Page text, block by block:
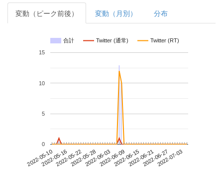
変動（ピーク前後） 変動（月別） 分布
合計 Twitter (通常) Twitter (RT)
2022-05-102022-05-162022-05-222022-05-282022-06-032022-06-092022-06-152022-06-212022-06-272022-07-03
0
5
10
15